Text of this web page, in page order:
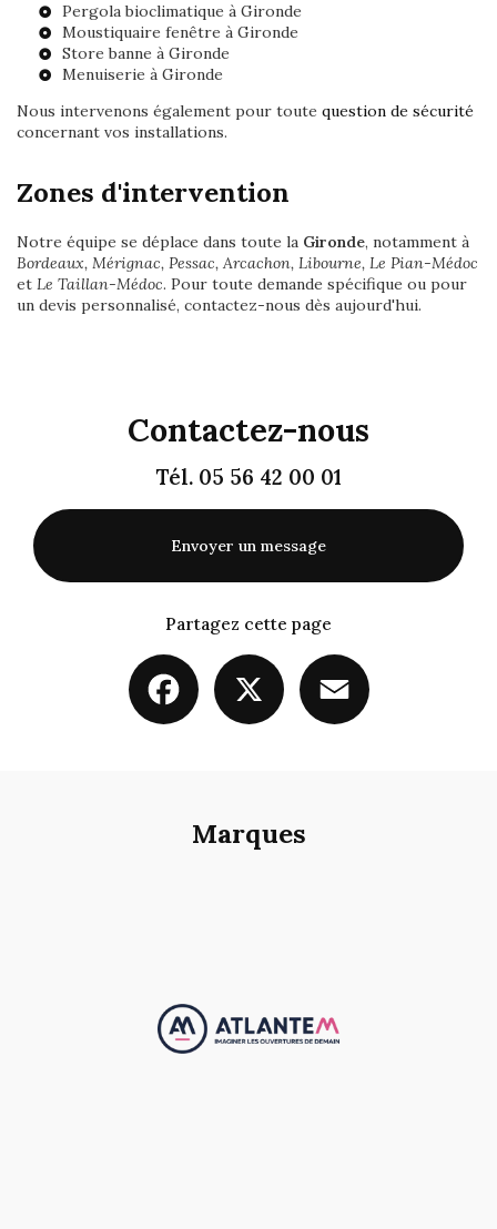
Pergola bioclimatique à Gironde
Moustiquaire fenêtre à Gironde
Store banne à Gironde
Menuiserie à Gironde
Nous intervenons également pour toute question de sécurité
concernant vos installations.
Zones d'intervention
Notre équipe se déplace dans toute la Gironde, notamment à
Bordeaux, Mérignac, Pessac, Arcachon, Libourne, Le Pian-Médoc
et Le Taillan-Médoc. Pour toute demande spécifique ou pour
un devis personnalisé, contactez-nous dès aujourd'hui.
Contactez-nous
Tél. 05 56 42 00 01
Envoyer un message
Partagez cette page
Facebook
Marques